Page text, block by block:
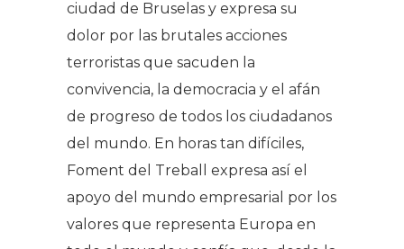
ciudad de Bruselas y expresa su
dolor por las brutales acciones
terroristas que sacuden la
convivencia, la democracia y el afán
de progreso de todos los ciudadanos
del mundo. En horas tan difíciles,
Foment del Treball expresa así el
apoyo del mundo empresarial por los
valores que representa Europa en